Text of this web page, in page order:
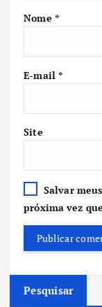
Nome *
E-mail*
Site
Salvar
próxima vez
Pesquisar